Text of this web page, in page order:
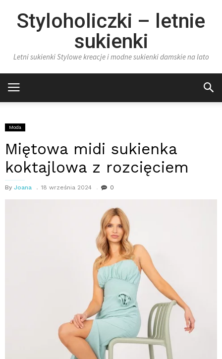
Styloholiczki – letnie
sukienki
Letni sukienki Stylowe kreacje i modne sukienki damskie na lato
Moda
Miętowa midi sukienka
koktajlowa z rozcięciem
By Joana 18 września 2024 0